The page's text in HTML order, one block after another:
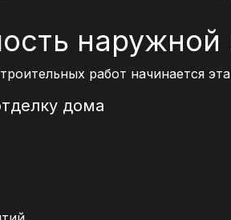
наружной
работ начинается
дома